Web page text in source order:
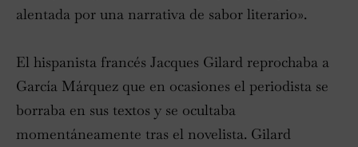
alentada por una narrativa de sabor literario».
El hispanista francés Jacques Gilard reprochaba a
García Márquez que en ocasiones el periodista se
borraba en sus textos y se ocultaba
momentáneamente tras el novelista. Gilard